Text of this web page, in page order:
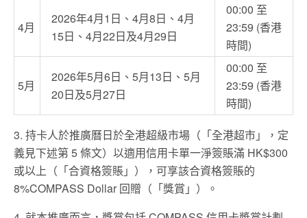
4月
2026年4月1日、4月8日、4月
15日、4月22日及4月29日
00:00 至
23:59 (香港
時間)
5月
2026年5月6日、5月13日、5月
20日及5月27日
00:00 至
23:59 (香港
時間)
3. 持卡人於推廣曆日於全港超級市場（「全港超市」，定
義見下述第 5 條文）以適用信用卡單一淨簽賬滿 HK$300
或以上（「合資格簽賬」），可享該合資格簽賬的
8%COMPASS Dollar 回贈（「獎賞」）。